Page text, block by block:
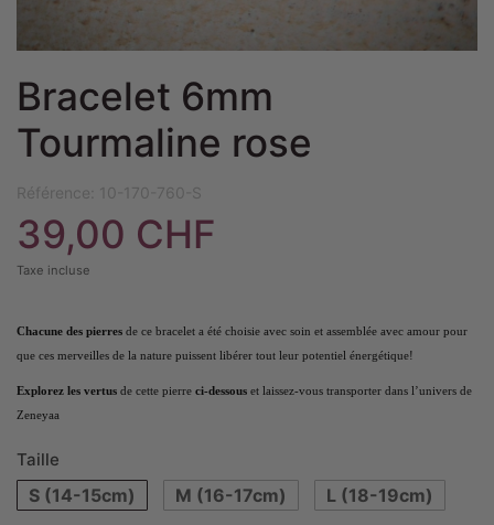
Bracelet 6mm
Tourmaline rose
Référence: 10-170-760-S
39,00 CHF
Taxe incluse
Chacune des pierres de ce bracelet a été choisie avec soin et assemblée avec amour pour
que ces merveilles de la nature puissent libérer tout leur potentiel énergétique!
Explorez les vertus de cette pierre ci-dessous et laissez-vous transporter dans l’univers de
Zeneyaa
Taille
S (14-15cm) M (16-17cm) L (18-19cm)